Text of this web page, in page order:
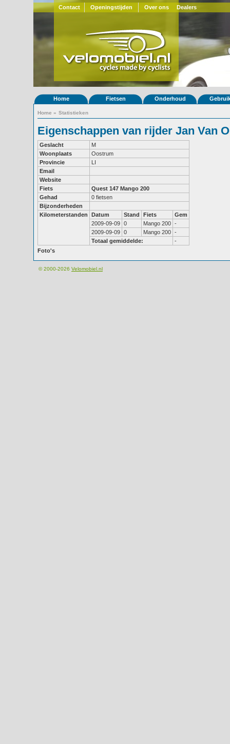
Contact Openingstijden Over ons Dealers
Home Fietsen Onderhoud
Home » Statistieken
Eigenschappen van rijder Jan Van
Geslacht
M
Woonplaats
Oostrum
Provincie
LI
Email
Website
Fiets
Quest 147 Mango 200
Gehad
0 fietsen
Bijzonderheden
Kilometerstanden
Datum Stand Fiets
Gem
2009-09-09 0 Mango 200 -
2009-09-09 0 Mango 200 -
Totaal gemiddelde:
-
Foto's
© 2000-2026 Velomobiel.nl